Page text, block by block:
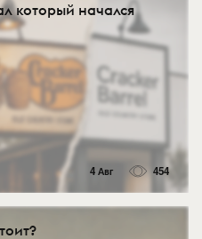
который начался
4 Авг 454